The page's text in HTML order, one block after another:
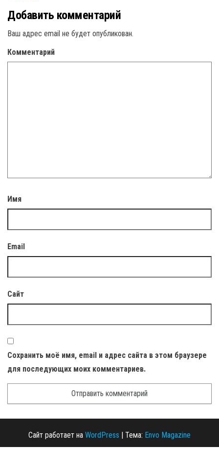
Добавить комментарий
Ваш адрес email не будет опубликован.
Комментарий
Имя
Email
Сайт
Сохранить моё имя, email и адрес сайта в этом браузере
для последующих моих комментариев.
Сайт работает на WordPress | Тема: Envo Magazine